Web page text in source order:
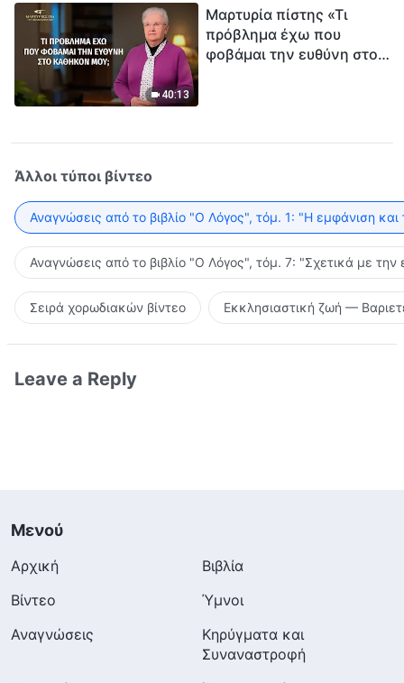
40:13
Μαρτυρία πίστης «Τι
πρόβλημα έχω που
φοβάμαι την ευθύνη στο
Άλλοι τύποι βίντεο
Αναγνώσεις από το βιβλίο "Ο Λόγος", τόμ. 1: "Η εμφάνιση
Αναγνώσεις από το βιβλίο "Ο Λόγος", τόμ. 7: "Σχετικά με την
Σειρά χορωδιακών βίντεο Εκκλησιαστική ζωή —
Leave a Reply
Μενού
Αρχική
Βιβλία
Βίντεο
Ύμνοι
Αναγνώσεις
Κηρύγματα και
Συναναστροφή